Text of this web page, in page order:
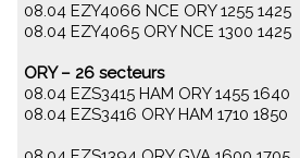
08.04 EZY4066 NCE ORY 1255 1425
08.04 EZY4065 ORY NCE 1300 1425
ORY – 26 secteurs
08.04 EZS3415 HAM ORY 1455 1640
08.04 EZS3416 ORY HAM 1710 1850